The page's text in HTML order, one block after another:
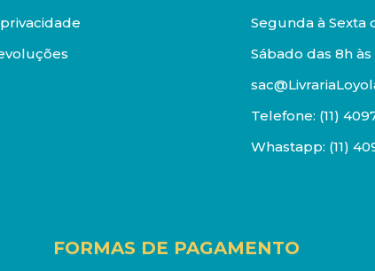
Segunda à Sexta
Sábado das 8h às
Telefone: (11)
Whastapp: (11)
FORMAS DE PAGAMENTO